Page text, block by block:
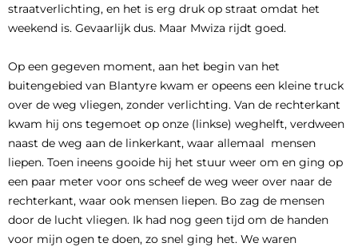
straatverlichting, en het is erg druk op straat omdat het
weekend is. Gevaarlijk dus. Maar Mwiza rijdt goed.
Op een gegeven moment, aan het begin van het
buitengebied van Blantyre kwam er opeens een kleine truck
over de weg vliegen, zonder verlichting. Van de rechterkant
kwam hij ons tegemoet op onze (linkse) weghelft, verdween
naast de weg aan de linkerkant, waar allemaal mensen
liepen. Toen ineens gooide hij het stuur weer om en ging op
een paar meter voor ons scheef de weg weer over naar de
rechterkant, waar ook mensen liepen. Bo zag de mensen
door de lucht vliegen. Ik had nog geen tijd om de handen
voor mijn ogen te doen, zo snel ging het. We waren